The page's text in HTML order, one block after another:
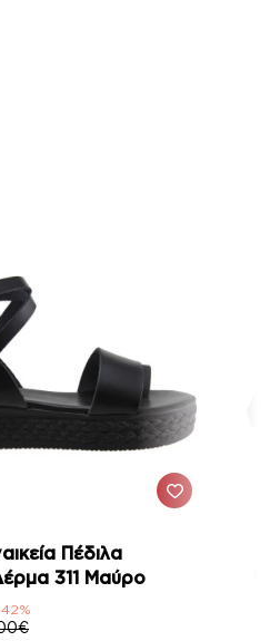
Πέδιλα
311 Μαύρο